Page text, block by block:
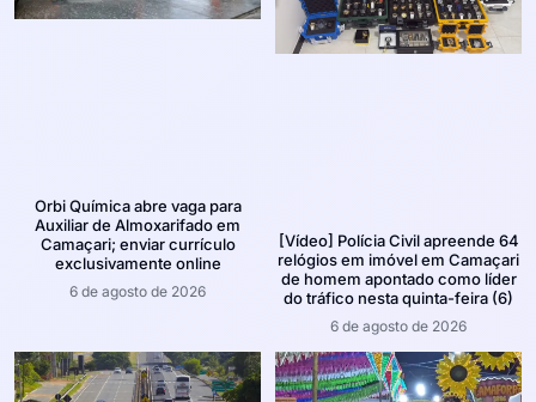
Orbi Química abre vaga para
Auxiliar de Almoxarifado em
Camaçari; enviar currículo
exclusivamente online
6 de agosto de 2026
[Vídeo] Polícia Civil apreende 64
relógios em imóvel em Camaçari
de homem apontado como líder
do tráfico nesta quinta-feira (6)
6 de agosto de 2026